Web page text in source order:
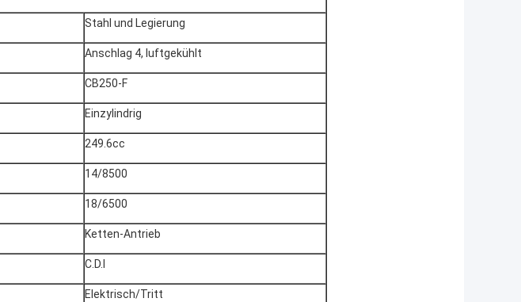
Stahl und Legierung
Anschlag 4, luftgekühlt
CB250-F
Einzylindrig
249.6cc
14/8500
18/6500
Ketten-Antrieb
C.D.I
Elektrisch/Tritt